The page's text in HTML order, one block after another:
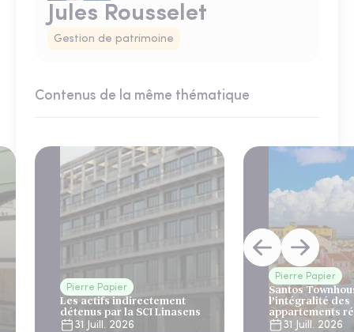
Jules Rousselet
Gestion de patrimoine
Contenus de la même thématique
Pierre Papier
Les actifs indirectement
détenus par la SCI Linasens
31 Juill. 2026
Pierre Papier
Santos
l’intégralité des
appartements
Lisbonne
31 Juill. 2026